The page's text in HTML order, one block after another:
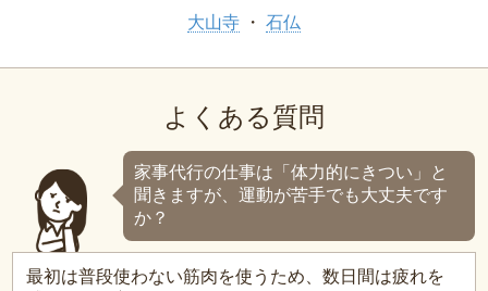
大山寺 石仏
よくある質問
家事代行の仕事は「体力的にきつい」と
聞きますが、運動が苦手でも大丈夫です
か？
最初は普段使わない筋肉を使うため、数日間は疲れを